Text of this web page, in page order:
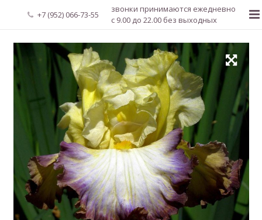
+7 (952) 066-73-55
звонки принимаются ежедневно
с 9.00 до 22.00 без выходных
Главная
О нас
Новости
Каталог растений
Доставка и оплата
Мой аккаунт
Регистрация